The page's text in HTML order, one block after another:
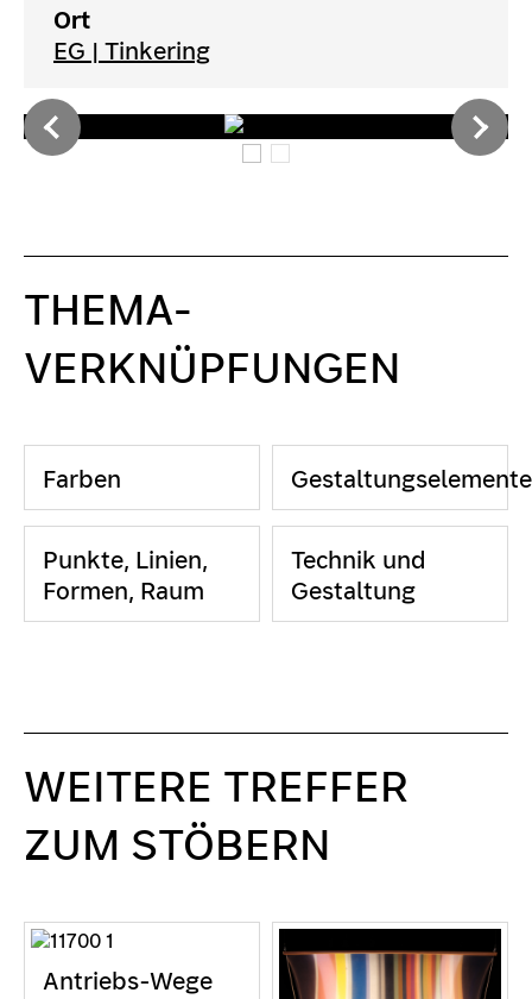
Ort
EG | Tinkering
THEMA-
VERKNÜPFUNGEN
Farben Gestaltungselemente
Punkte, Linien,
Formen, Raum
Technik und
Gestaltung
WEITERE TREFFER
ZUM STÖBERN
Antriebs-Wege